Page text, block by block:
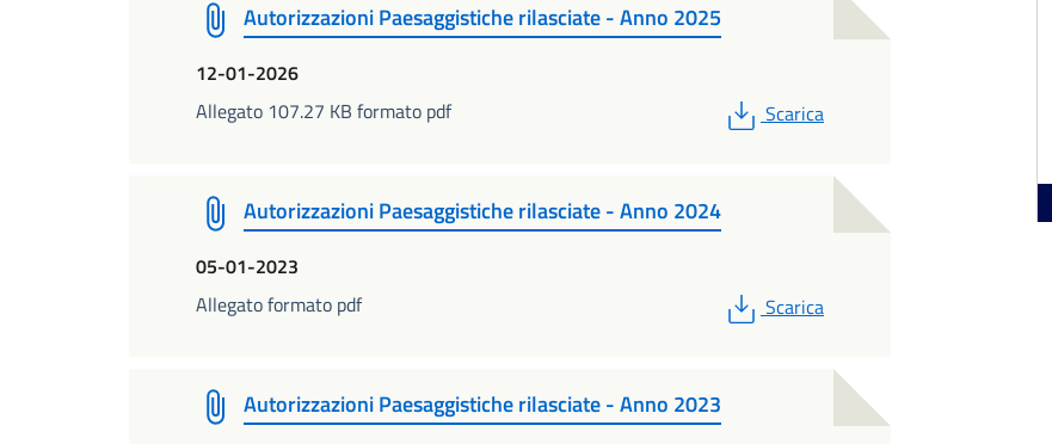
Autorizzazioni Paesaggistiche rilasciate - Anno 2025
12-01-2026
Allegato 107.27 KB formato pdf
PDF
Scarica
Autorizzazioni Paesaggistiche rilasciate - Anno 2024
05-01-2023
Allegato formato pdf
PDF
Scarica
Autorizzazioni Paesaggistiche rilasciate - Anno 2023